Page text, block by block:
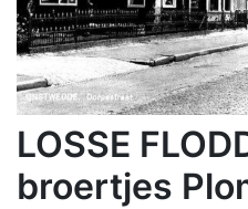
LOSSE
broertjes